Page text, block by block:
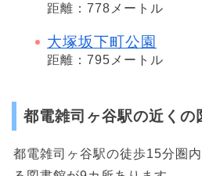
距離：778メートル
大塚坂下町公園
距離：795メートル
都電雑司ヶ谷駅の近くの
都電雑司ヶ谷駅の徒歩15分圏